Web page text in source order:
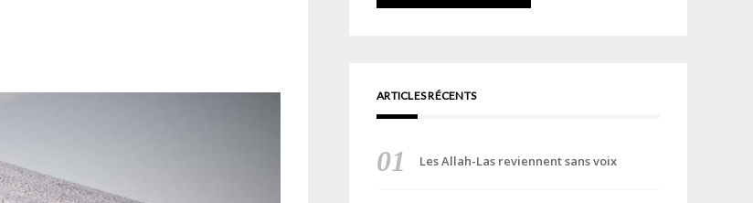
ARTICLES RÉCENTS
Les Allah-Las reviennent sans voix